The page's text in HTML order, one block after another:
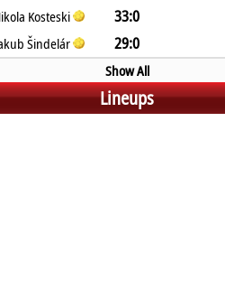
Kosteski 33:0
Šindelár 29:0
Show All
Lineups